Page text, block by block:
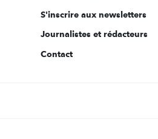
S'inscrire aux newsletters
Journalistes et rédacteurs
Contact